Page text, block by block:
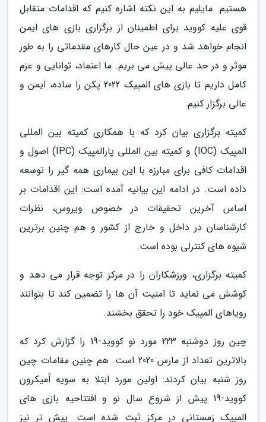
هستیم. مایلیم به این نکته اشاره کنیم که اقدامات متقابل
قوی علیه کووید برای اطمینان از برگزاری بازی های ایمن
انجام خواهد شد و در عین حال کارهای مقدماتی را به طور
موثر و در حد عالی پیش می بریم. ما اعتماد، توانایی و عزم
کامل داریم تا بازی های المپیک 2022 پکن را ساده، ایمن و
عالی برگزار کنیم.
کمیته برگزاری بیان کرد که با همکاری کمیته بین المللی
المپیک (IOC) و کمیته بین المللی پارالمپیک (IPC) اصول و
اقدامات کافی برای مبارزه با این بیماری همه گیر را توسعه
داده است. در ادامه این بیانیه آمده است: این اقدامات بر
اساس آخرین تحقیقات در خصوص ویروس، نظرات
کارشناسان در داخل و خارج از کشور و هم چنین برترین
شیوه های کنترلی بوده است.
کمیته برگزاری، ورزشکاران را در مرکز توجه قرار می دهد و
کوشش می نماید تا امنیت آن ها را تضمین کند تا بتوانند
رویاهای المپیک خود را تحقق بخشند.
چین روز دوشنبه 223 مورد نو کووید-19 را گزارش کرد که
بالاترین تعداد از مارس 2020 است. هم چنین مقامات چین
روز شنبه بیان کردند: اولین مورد ابتلا به سویه اُمیکرون
کووید-19 پیش از شروع سال نو و افتتاحیه بازی های
المپیک زمستانی در مرکز ثبت شده است. پیش تر نیز